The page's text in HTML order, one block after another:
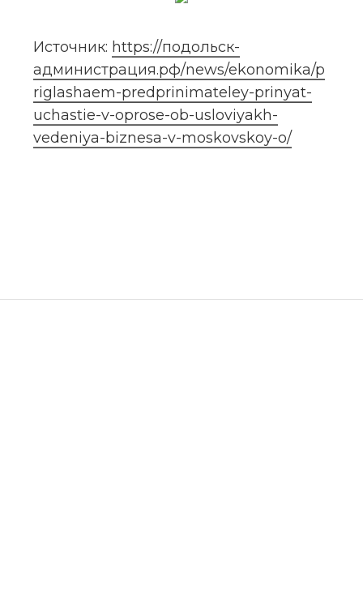
Источник: https://подольск-
администрация.рф/news/ekonomika/p
riglashaem-predprinimateley-prinyat-
uchastie-v-oprose-ob-usloviyakh-
vedeniya-biznesa-v-moskovskoy-o/